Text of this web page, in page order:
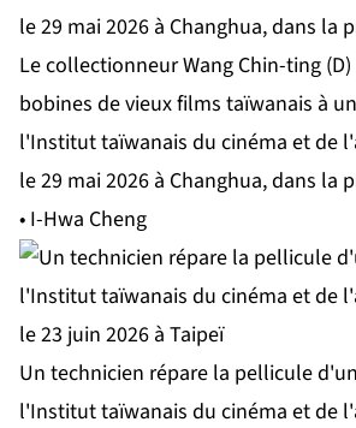
Le collectionneur Wang Chin-ting
bobines de vieux films taïwanais à
l'Institut taïwanais du cinéma et de
le 29 mai 2026 à Changhua, dans la
• I-Hwa Cheng
Un technicien répare la pellicule
l'Institut taïwanais du cinéma et de